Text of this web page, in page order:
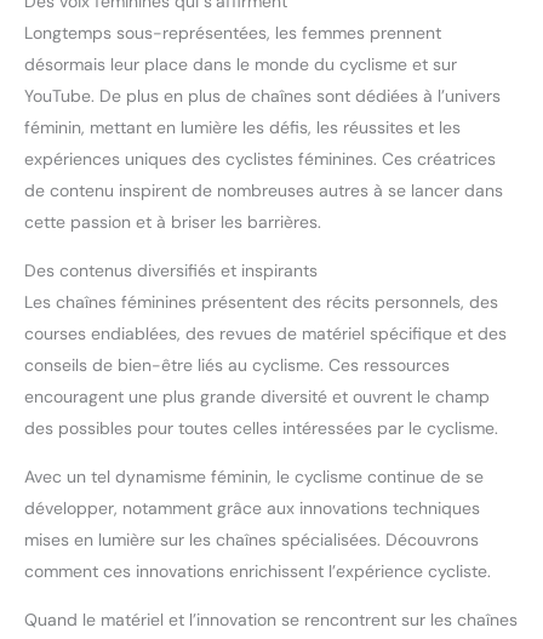
Longtemps sous-représentées, les femmes prennent
désormais leur place dans le monde du cyclisme et sur
YouTube. De plus en plus de chaînes sont dédiées à l’univers
féminin, mettant en lumière les défis, les réussites et les
expériences uniques des cyclistes féminines. Ces créatrices
de contenu inspirent de nombreuses autres à se lancer dans
cette passion et à briser les barrières.
Des contenus diversifiés et inspirants
Les chaînes féminines présentent des récits personnels, des
courses endiablées, des revues de matériel spécifique et des
conseils de bien-être liés au cyclisme. Ces ressources
encouragent une plus grande diversité et ouvrent le champ
des possibles pour toutes celles intéressées par le cyclisme.
Avec un tel dynamisme féminin, le cyclisme continue de se
développer, notamment grâce aux innovations techniques
mises en lumière sur les chaînes spécialisées. Découvrons
comment ces innovations enrichissent l’expérience cycliste.
Quand le matériel et l’innovation se rencontrent sur les chaînes